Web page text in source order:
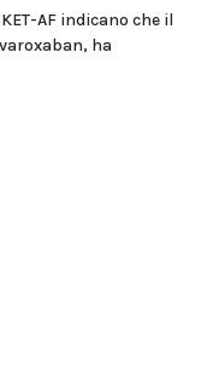
AF indicano che il
ha